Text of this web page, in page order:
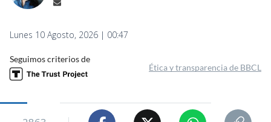
Lunes 10 Agosto, 2026 | 00:47
Seguimos criterios de
Ética y transparencia de BBCL